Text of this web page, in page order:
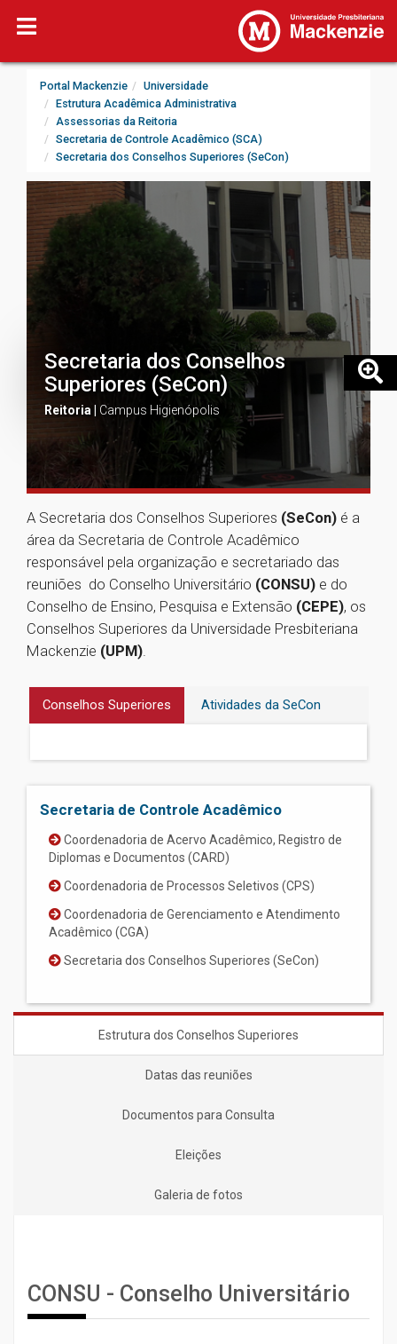
Portal Mackenzie
Universidade
Estrutura Acadêmica Administrativa
Assessorias da Reitoria
Secretaria de Controle Acadêmico (SCA)
Secretaria dos Conselhos Superiores (SeCon)
Secretaria dos Conselhos
Superiores (SeCon)
Reitoria | Campus Higienópolis
A Secretaria dos Conselhos Superiores (SeCon) é a
área da Secretaria de Controle Acadêmico
responsável pela organização e secretariado das
reuniões do Conselho Universitário (CONSU) e do
Conselho de Ensino, Pesquisa e Extensão (CEPE), os
Conselhos Superiores da Universidade Presbiteriana
Mackenzie (UPM).
Conselhos Superiores Atividades da SeCon
Secretaria de Controle Acadêmico
Coordenadoria de Acervo Acadêmico, Registro de
Diplomas e Documentos (CARD)
Coordenadoria de Processos Seletivos (CPS)
Coordenadoria de Gerenciamento e Atendimento
Acadêmico (CGA)
Secretaria dos Conselhos Superiores (SeCon)
Estrutura dos Conselhos Superiores
Datas das reuniões
Documentos para Consulta
Eleições
Galeria de fotos
CONSU - Conselho Universitário